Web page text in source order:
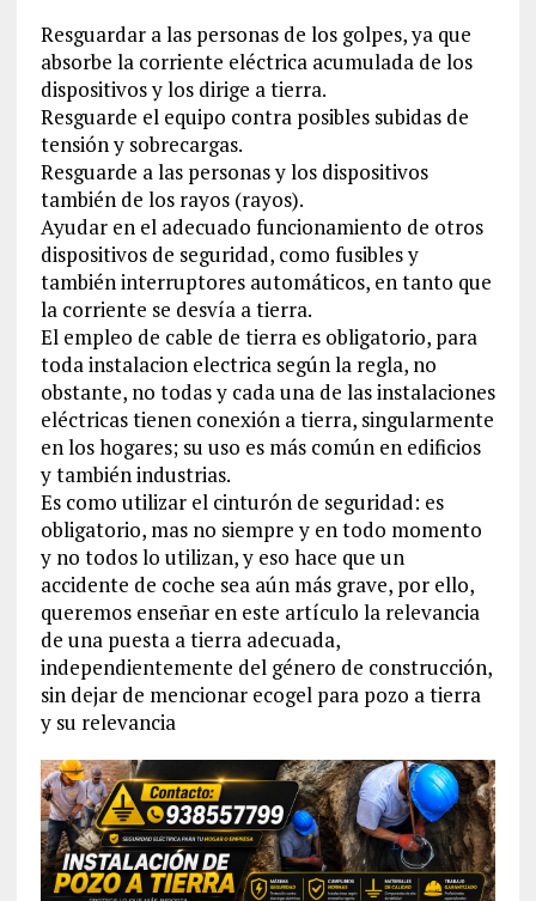
Resguardar a las personas de los golpes, ya que
absorbe la corriente eléctrica acumulada de los
dispositivos y los dirige a tierra.
Resguarde el equipo contra posibles subidas de
tensión y sobrecargas.
Resguarde a las personas y los dispositivos
también de los rayos (rayos).
Ayudar en el adecuado funcionamiento de otros
dispositivos de seguridad, como fusibles y
también interruptores automáticos, en tanto que
la corriente se desvía a tierra.
El empleo de cable de tierra es obligatorio, para
toda instalacion electrica según la regla, no
obstante, no todas y cada una de las instalaciones
eléctricas tienen conexión a tierra, singularmente
en los hogares; su uso es más común en edificios
y también industrias.
Es como utilizar el cinturón de seguridad: es
obligatorio, mas no siempre y en todo momento
y no todos lo utilizan, y eso hace que un
accidente de coche sea aún más grave, por ello,
queremos enseñar en este artículo la relevancia
de una puesta a tierra adecuada,
independientemente del género de construcción,
sin dejar de mencionar ecogel para pozo a tierra
y su relevancia